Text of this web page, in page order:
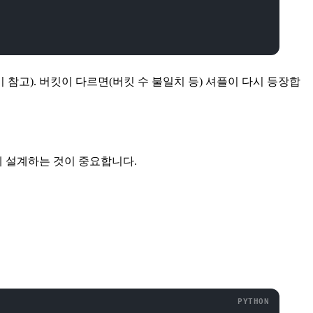
고). 버킷이 다르면(버킷 수 불일치 등) 셔플이 다시 등장합
설계하는 것이 중요합니다.